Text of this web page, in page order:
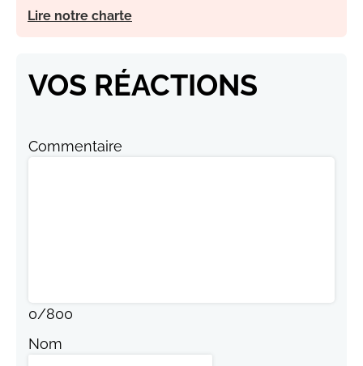
Lire notre charte
VOS RÉACTIONS
Commentaire
0/800
Nom